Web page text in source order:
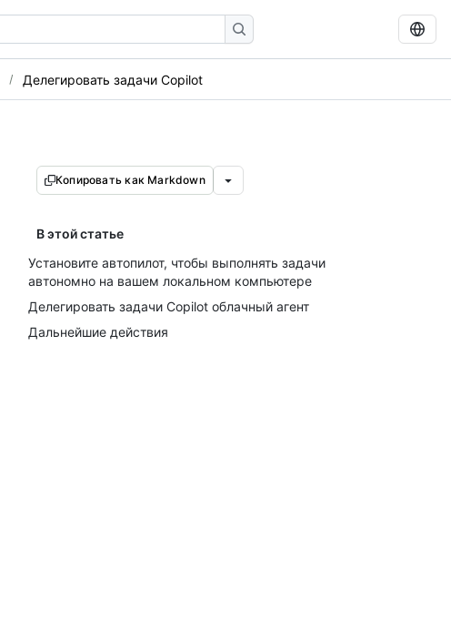
Делегировать задачи Copilot
Копировать как Markdown
В этой статье
Установите автопилот, чтобы выполнять задачи
автономно на вашем локальном компьютере
Делегировать задачи Copilot облачный агент
Дальнейшие действия